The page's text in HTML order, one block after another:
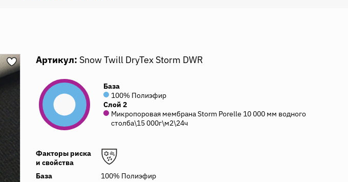
Артикул: Snow Twill DryTex Storm DWR
База
100% Полиэфир
Слой 2
Микропоровая мембрана Storm Porelle 10 000 мм водного
столба\15 000г\м2\24ч
Факторы риска
и свойства
База
100% Полиэфир